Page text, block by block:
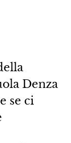
Denza
se ci